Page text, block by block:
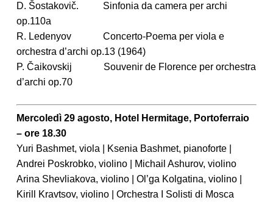
D. Šostakovič. Sinfonia da camera per archi
op.110a
R. Ledenyov Concerto-Poema per viola e
orchestra d’archi op.13 (1964)
P. Čaikovskij Souvenir de Florence per orchestra
d’archi op.70
Mercoledì 29 agosto, Hotel Hermitage, Portoferraio
– ore 18.30
Yuri Bashmet, viola | Ksenia Bashmet, pianoforte |
Andrei Poskrobko, violino | Michail Ashurov, violino
Arina Shevliakova, violino | Ol’ga Kolgatina, violino |
Kirill Kravtsov, violino | Orchestra I Solisti di Mosca